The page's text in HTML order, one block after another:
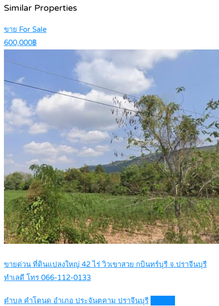
Similar Properties
ขาย For Sale
600,000฿
ขายด่วน ที่ดินแปลงใหญ่ 42 ไร่ วิวเขาสวย กบินทร์บุรี จ.ปราจีนบุรี
ทำเลดี โทร 066-112-0133
ตำบล คำโตนด อำเภอ ประจันตคาม ปราจีนบุรี